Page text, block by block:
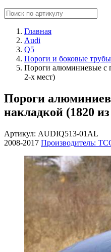
Главная
Audi
Q5
Пороги и боковые трубы
Пороги алюминиевые с
2-х мест)
Пороги
накладкой (1820
Артикул: AUDIQ513-01AL
2008-2017 Производитель: